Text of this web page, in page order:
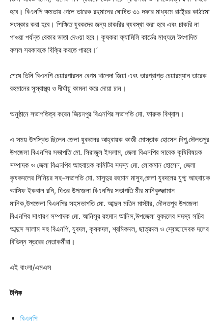
হবে। বিএনপি ক্ষমতায় গেলে তারেক রহমানের ঘোষিত ৩১ দফার মাধ্যমে রাষ্ট্রের কাঠামো
সংস্কার করা হবে। শিক্ষিত যুবকদের জন্য চাকরির ব্যবস্থা করা হবে এবং চাকরি না
পাওয়া পর্যন্ত বেকার ভাতা দেওয়া হবে। কৃষকরা ফ্যামিলি কার্ডের মাধ্যমে উৎপাদিত
ফসল সরকারকে বিক্রি করতে পারবে।’
শেষে তিনি বিএনপি চেয়ারপারসন বেগম খালেদা জিয়া এবং ভারপ্রাপ্ত চেয়ারম্যান তারেক
রহমানের সুস্বাস্থ্য ও দীর্ঘায়ু কামনা করে দোয়া চান।
অনুষ্ঠানে সভাপতিত্ব করেন জিয়নপুর বিএনপির সভাপতি মো. ফারুক বিশ্বাস।
এ সময় উপস্থিত ছিলেন জেলা যুবদলের আহ্বায়ক কাজী মোস্তাক হোসেন দিপু,দৌলতপুর
উপজেলা বিএনপির সভাপতি মো. সিরাজুল ইসলাম, জেলা বিএনপির সাবেক কৃষিবিষয়ক
সম্পাদক ও জেলা বিএনপির আহবায়ক কমিটির সদস্য মো. লোকমান হোসেন, জেলা
কৃষকদলের সিনিয়র সহ-সভাপতি মো. মাসুদুর রহমান মাসুদ,জেলা যুবদলের যুগ্ম আহবায়ক
আসিফ ইকবাল রনি, ঘিওর উপজেলা বিএনপির সভাপতি মীর মানিকুজ্জামান
মানিক,উপজেলা বিএনপির সহসভাপতি মো. আব্দুল মতিন মাস্টার, দৌলতপুর উপজেলা
বিএনপির সাধারণ সম্পাদক মো. আনিসুর রহমান আনিস,উপজেলা যুবদলের সদস্য সচিব
আব্দুস সালাম সহ বিএনপি, যুবদল, কৃষকদল, শ্রমিকদল, ছাত্রদল ও স্বেচ্ছাসেবক দলের
বিভিন্ন স্তরের নেতাকর্মীরা।
এই বাংলা/এমএস
টপিক
বিএনপি